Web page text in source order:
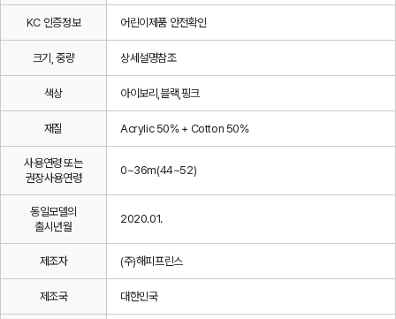
KC 인증정보 어린이제품 안전확인
크기, 중량 상세설명참조
색상 아이보리,블랙,핑크
재질 Acrylic 50% + Cotton 50%
사용연령 또는
권장사용연령
0~36m(44~52)
동일모델의
출시년월
2020.01.
제조자 (주)해피프린스
제조국 대한민국